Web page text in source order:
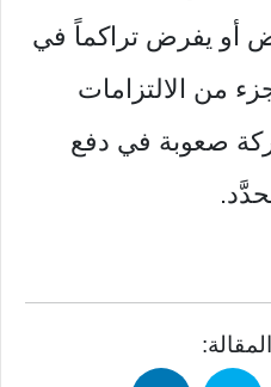
أو يفرض تراكماً في
من الالتزامات
صعوبة في دفع